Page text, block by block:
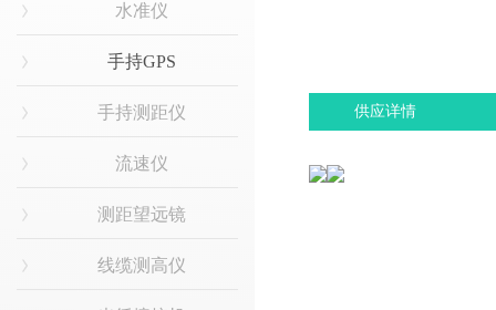
水准仪
手持GPS
手持测距仪
流速仪
测距望远镜
线缆测高仪
供应详情